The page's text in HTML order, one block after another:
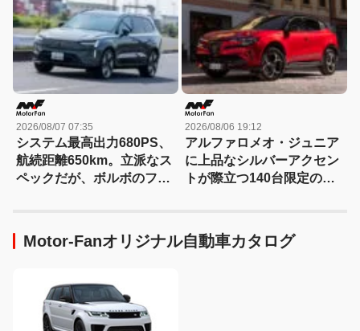
2026/08/07 07:35
システム最高出力680PS、
航続距離650km。立派なス
ペックだが、ボルボのフラ
【ボルボEX90試乗】
2026/08/06 19:12
アルファロメオ・ジュニア
に上品なシルバーアクセン
トが際立つ140台限定の
Motor-Fanオリジナル自動車カタログ